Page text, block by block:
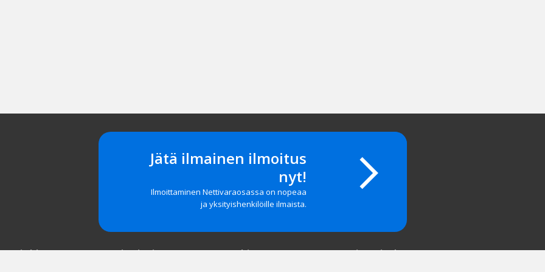
Jätä ilmainen ilmoitus
nyt!
Ilmoittaminen Nettivaraosassa on nopeaa
ja yksityishenkilöille ilmaista.
asiakkaat Navigointi Tuki Yritystiedot